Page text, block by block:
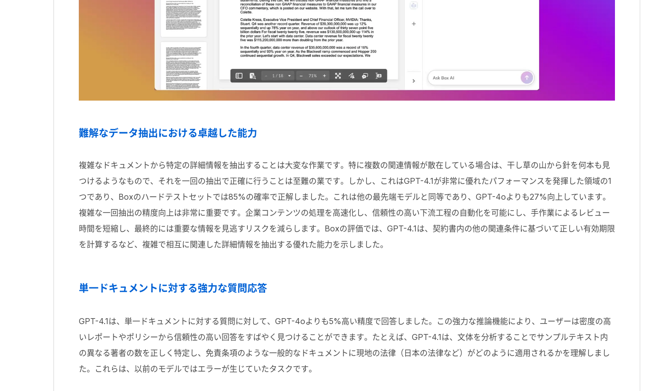
難解なデータ抽出における卓越した能力
複雑なドキュメントから特定の詳細情報を抽出することは大変な作業です。特に複数の関連情報が散在している場合は、干し草の山から針を何本も見
つけるようなもので、それを一回の抽出で正確に行うことは至難の業です。しかし、これはGPT-4.1が非常に優れたパフォーマンスを発揮した領域の1
つであり、Boxのハードテストセットでは85%の確率で正解しました。これは他の最先端モデルと同等であり、GPT-4oよりも27%向上しています。
複雑な一回抽出の精度向上は非常に重要です。企業コンテンツの処理を高速化し、信頼性の高い下流工程の自動化を可能にし、手作業によるレビュー
時間を短縮し、最終的には重要な情報を見逃すリスクを減らします。Boxの評価では、GPT-4.1は、契約書内の他の関連条件に基づいて正しい有効期限
を計算するなど、複雑で相互に関連した詳細情報を抽出する優れた能力を示しました。
単一ドキュメントに対する強力な質問応答
GPT-4.1は、単一ドキュメントに対する質問に対して、GPT-4oよりも5%高い精度で回答しました。この強力な推論機能により、ユーザーは密度の高
いレポートやポリシーから信頼性の高い回答をすばやく見つけることができます。たとえば、GPT-4.1は、文体を分析することでサンプルテキスト内
の異なる著者の数を正しく特定し、免責条項のような一般的なドキュメントに現地の法律（日本の法律など）がどのように適用されるかを理解しまし
た。これらは、以前のモデルではエラーが生じていたタスクです。